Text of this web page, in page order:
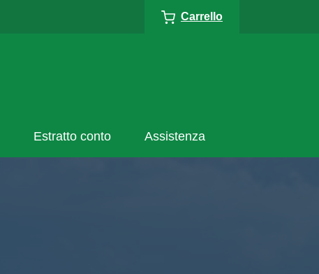
Carrello
Estratto conto Assistenza